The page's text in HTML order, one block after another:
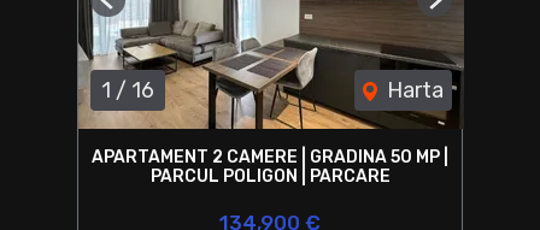
1 / 16 Harta
Previous Next
APARTAMENT 2 CAMERE | GRADINA 50 MP |
PARCUL POLIGON | PARCARE
134,900 €